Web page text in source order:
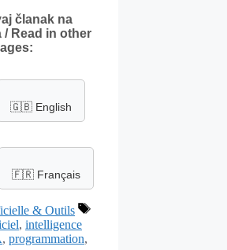
članak na
Read in other
🇬🇧 English
🇫🇷 Français
& Outils
Étiquettes
, intelligence
, programmation,